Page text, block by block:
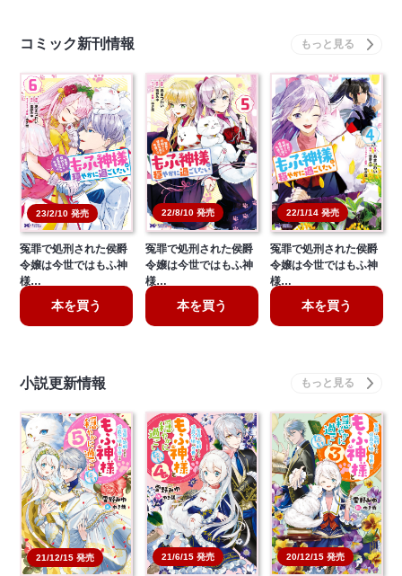
コミック新刊情報
23/2/10 発売
冤罪で処刑された侯爵
令嬢は今世ではもふ神
様…
本を買う
22/8/10 発売
冤罪で処刑された侯爵
令嬢は今世ではもふ神
様…
本を買う
22/1/14 発売
冤罪で処刑された侯爵
令嬢は今世ではもふ神
様…
本を買う
小説更新情報
21/12/15 発売 21/6/15 発売 20/12/15 発売